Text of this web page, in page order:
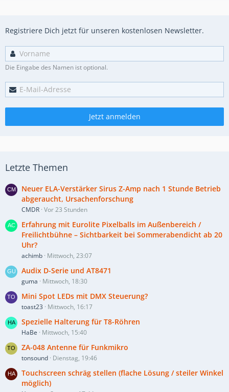
Registriere Dich jetzt für unseren kostenlosen Newsletter.
Die Eingabe des Namen ist optional.
Jetzt anmelden
Letzte Themen
Neuer ELA-Verstärker Sirus Z-Amp nach 1 Stunde Betrieb
abgeraucht, Ursachenforschung
CMDR Vor 23 Stunden
Erfahrung mit Eurolite Pixelballs im Außenbereich /
Freilichtbühne – Sichtbarkeit bei Sommerabendicht ab 20
Uhr?
achimb Mittwoch, 23:07
Audix D-Serie und AT8471
guma Mittwoch, 18:30
Mini Spot LEDs mit DMX Steuerung?
toast23 Mittwoch, 16:17
Spezielle Halterung für T8-Röhren
HaBe Mittwoch, 15:40
ZA-048 Antenne für Funkmikro
tonsound Dienstag, 19:46
Touchscreen schräg stellen (flache Lösung / steiler Winkel
möglich)